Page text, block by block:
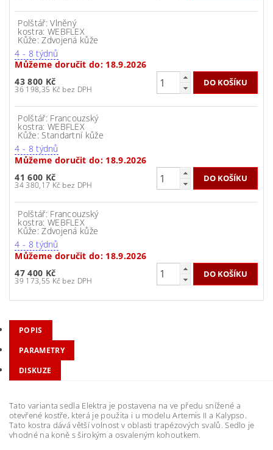
Polštář: Vlněný
kostra: WEBFLEX
Kůže: Zdvojená kůže
4 - 8 týdnů
Můžeme doručit do: 18.9.2026
43 800 Kč
36 198,35 Kč bez DPH
Polštář: Francouzský
kostra: WEBFLEX
Kůže: Standartní kůže
4 - 8 týdnů
Můžeme doručit do: 18.9.2026
41 600 Kč
34 380,17 Kč bez DPH
Polštář: Francouzský
kostra: WEBFLEX
Kůže: Zdvojená kůže
4 - 8 týdnů
Můžeme doručit do: 18.9.2026
47 400 Kč
39 173,55 Kč bez DPH
POPIS
PARAMETRY
DISKUZE
Tato varianta sedla Elektra je postavena na ve předu snížené a
otevřené kostře, která je použita i u modelu Artemis II a Kalypso.
Tato kostra dává větší volnost v oblasti trapézových svalů. Sedlo je
vhodné na koně s širokým a osvaleným kohoutkem.